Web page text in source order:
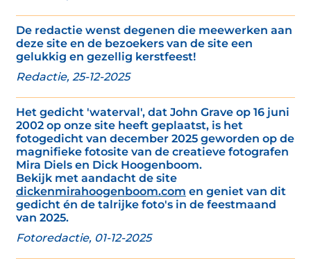
De redactie wenst degenen die meewerken aan
deze site en de bezoekers van de site een
gelukkig en gezellig kerstfeest!
Redactie, 25-12-2025
Het gedicht 'waterval', dat John Grave op 16 juni
2002 op onze site heeft geplaatst, is het
fotogedicht van december 2025 geworden op de
magnifieke fotosite van de creatieve fotografen
Mira Diels en Dick Hoogenboom.
Bekijk met aandacht de site
dickenmirahoogenboom.com en geniet van dit
gedicht én de talrijke foto's in de feestmaand
van 2025.
Fotoredactie, 01-12-2025